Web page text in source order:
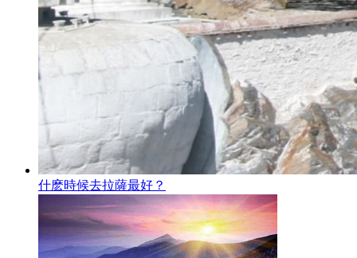
什麽時候去拉薩最好？